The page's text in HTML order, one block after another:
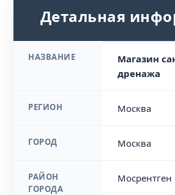
Детальная
НАЗВАНИЕ
Магазин
дренажа
РЕГИОН Москва
ГОРОД Москва
РАЙОН
ГОРОДА
Мосрентген